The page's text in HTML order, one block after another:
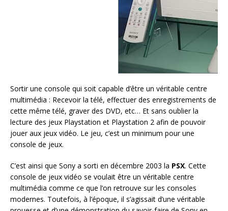
Sortir une console qui soit capable d’être un véritable centre
multimédia : Recevoir la télé, effectuer des enregistrements de
cette même télé, graver des DVD, etc… Et sans oublier la
lecture des jeux Playstation et Playstation 2 afin de pouvoir
jouer aux jeux vidéo. Le jeu, c’est un minimum pour une
console de jeux.
C’est ainsi que Sony a sorti en décembre 2003 la PSX. Cette
console de jeux vidéo se voulait être un véritable centre
multimédia comme ce que l’on retrouve sur les consoles
modernes. Toutefois, à l’époque, il s’agissait d’une véritable